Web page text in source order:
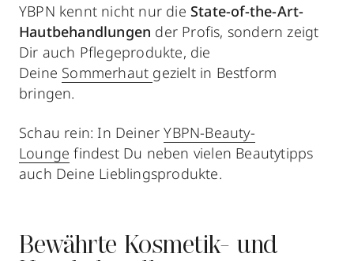
YBPN kennt nicht nur die State-of-the-Art-
Hautbehandlungen der Profis, sondern zeigt
Dir auch Pflegeprodukte, die
Deine Sommerhaut gezielt in Bestform
bringen.
Schau rein: In DeinerYBPN-Beauty-
Lounge findest Du neben vielen Beautytipps
auch Deine Lieblingsprodukte.
Bewährte Kosmetik- und